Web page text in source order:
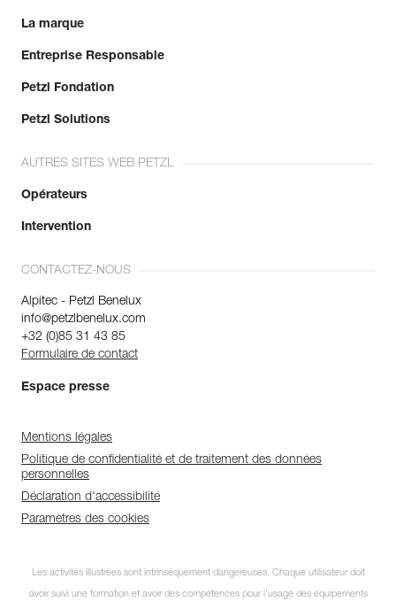
La marque
Entreprise Responsable
Petzl Fondation
Petzl Solutions
AUTRES SITES WEB PETZL
Opérateurs
Intervention
CONTACTEZ-NOUS
Alpitec - Petzl Benelux
info@petzlbenelux.com
+32 (0)85 31 43 85
Formulaire de contact
Espace presse
Mentions légales
Politique de confidentialité et de traitement des données
personnelles
Déclaration d'accessibilité
Paramètres des cookies
Les activités illustrées sont intrinsèquement dangereuses. Chaque utilisateur doit
avoir suivi une formation et avoir des compétences pour l’usage des équipements